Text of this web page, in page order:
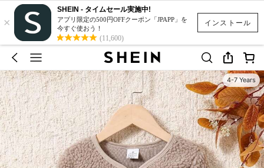
インストール
×
SHEIN - タイムセール実施中!
アプリ限定の500円OFFクーポン「JPAPP」を
今すぐ使おう！
(11,600)
4-7 Years